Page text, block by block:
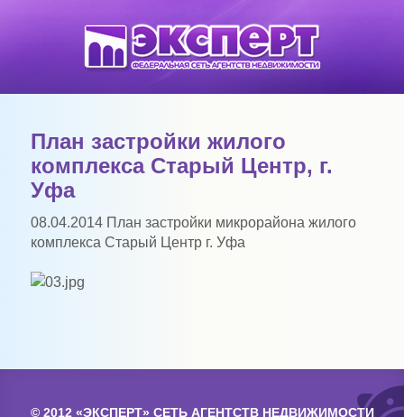
План застройки жилого
комплекса Старый Центр, г.
Уфа
08.04.2014План застройки микрорайона жилого
комплекса Старый Центр г. Уфа
© 2012 «ЭКСПЕРТ» СЕТЬ АГЕНТСТВ НЕДВИЖИМОСТИ